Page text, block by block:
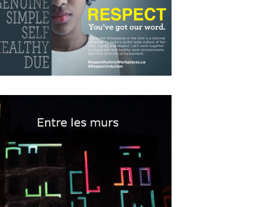
15
2018
Le Dep
12
2018
“Respectful Workplaces in the
Arts”